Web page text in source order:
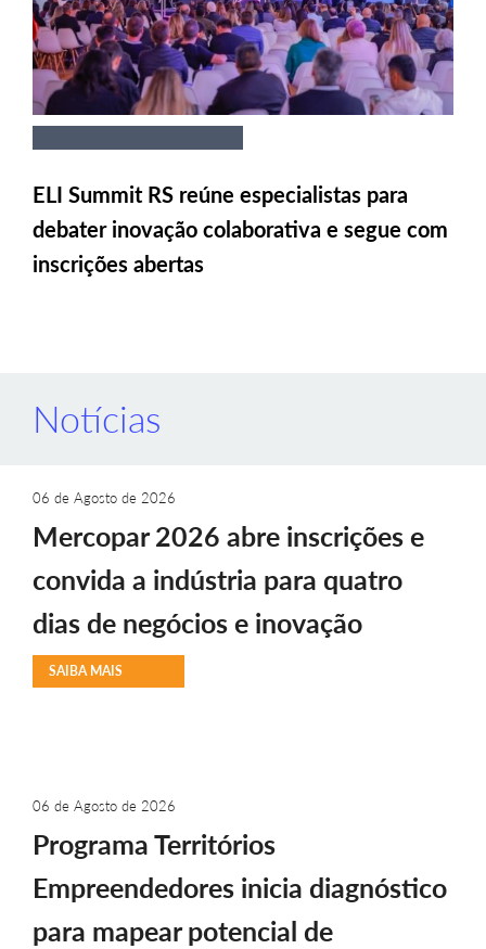
ELI Summit RS reúne especialistas para
debater inovação colaborativa e segue com
inscrições abertas
Notícias
06 de Agosto de 2026
Mercopar 2026 abre inscrições e
convida a indústria para quatro
dias de negócios e inovação
SAIBA MAIS
06 de Agosto de 2026
Programa Territórios
Empreendedores inicia diagnóstico
para mapear potencial de